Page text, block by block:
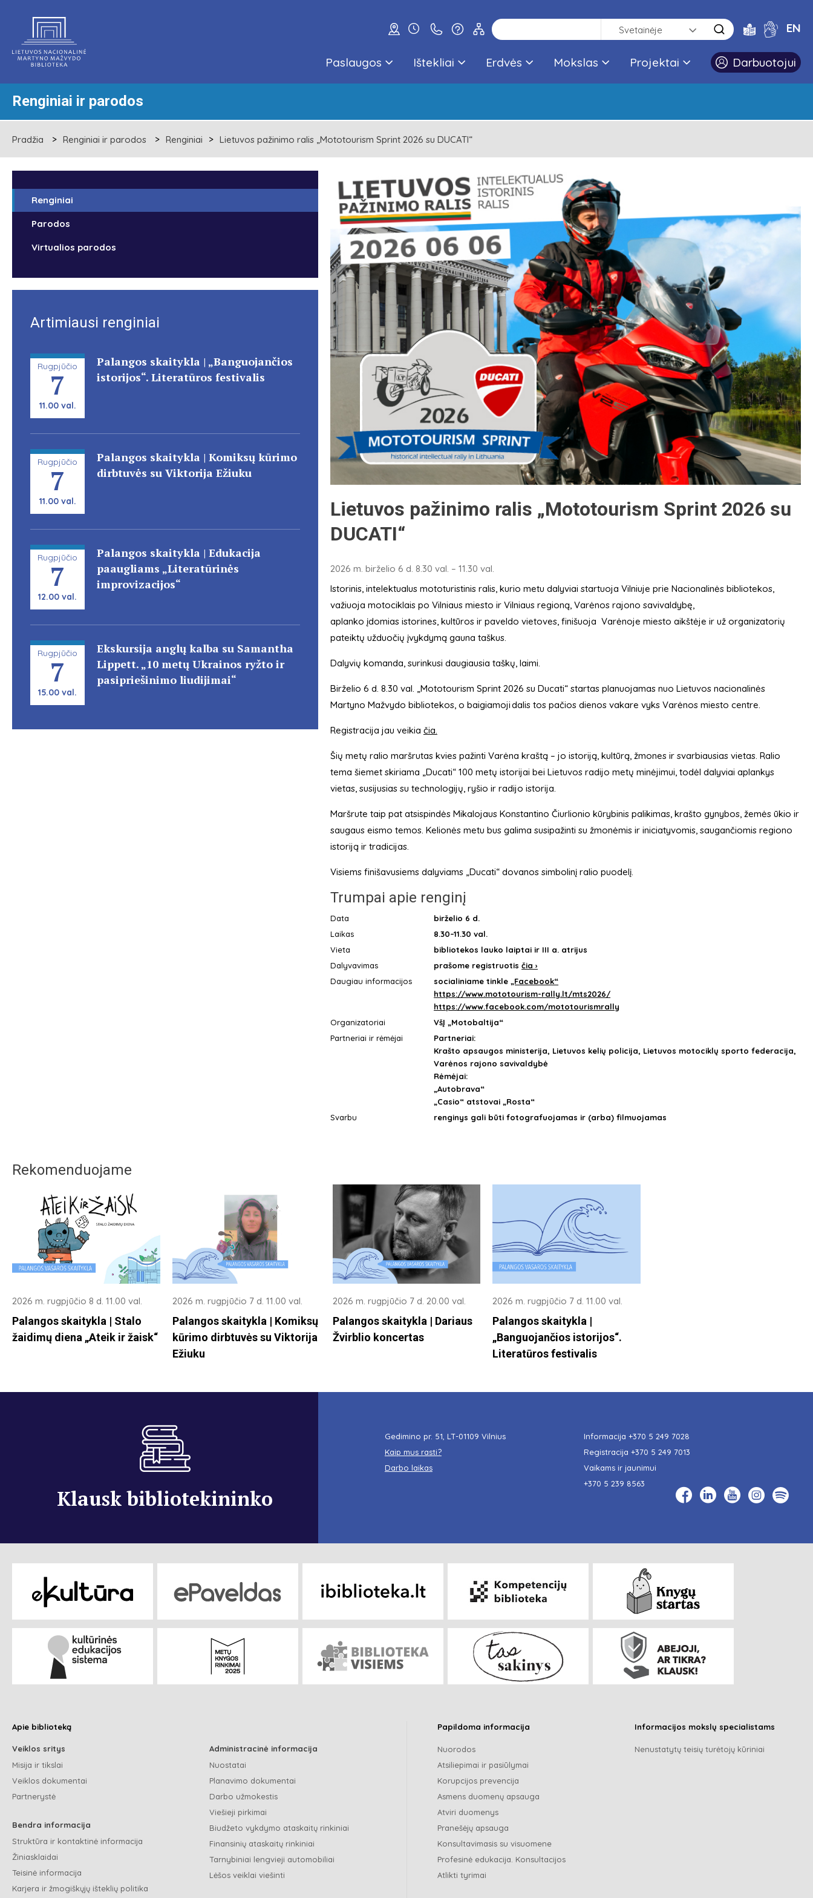
Svetainėje EN
Paslaugos Ištekliai Erdvės Mokslas Projektai Darbuotojui
Renginiai ir parodos
Pradžia Renginiai ir parodos Renginiai Lietuvos pažinimo ralis „Mototourism Sprint 2026 su DUCATI“
Lietuvos pažinimo ralis „Mototourism Sprint 2026 su
DUCATI“
2026 m. birželio 6 d. 8.30 val. – 11.30 val.
Istorinis, intelektualus mototuristinis ralis, kurio metu dalyviai startuoja Vilniuje prie Nacionalinės bibliotekos,
važiuoja motociklais po Vilniaus miesto ir Vilniaus regioną, Varėnos rajono savivaldybę,
aplanko įdomias istorines, kultūros ir paveldo vietoves, finišuoja Varėnoje miesto aikštėje ir už organizatorių
pateiktų užduočių įvykdymą gauna taškus.
Dalyvių komanda, surinkusi daugiausia taškų, laimi.
Birželio 6 d. 8.30 val. „Mototourism Sprint 2026 su Ducati“ startas planuojamas nuo Lietuvos nacionalinės
Martyno Mažvydo bibliotekos, o baigiamoji dalis tos pačios dienos vakare vyks Varėnos miesto centre.
Registracija jau veikia čia.
Šių metų ralio maršrutas kvies pažinti Varėna kraštą – jo istoriją, kultūrą, žmones ir svarbiausias vietas. Ralio
tema šiemet skiriama „Ducati“ 100 metų istorijai bei Lietuvos radijo metų minėjimui, todėl dalyviai aplankys
vietas, susijusias su technologijų, ryšio ir radijo istorija.
Maršrute taip pat atsispindės Mikalojaus Konstantino Čiurlionio kūrybinis palikimas, krašto gynybos, žemės ūkio ir
saugaus eismo temos. Kelionės metu bus galima susipažinti su žmonėmis ir iniciatyvomis, saugančiomis regiono
istoriją ir tradicijas.
Visiems finišavusiems dalyviams „Ducati“ dovanos simbolinį ralio puodelį.
Trumpai apie renginį
Data
birželio 6 d.
Laikas
8.30–11.30 val.
Vieta
bibliotekos lauko laiptai ir III a. atrijus
Dalyvavimas
prašome registruotisčia ›
Daugiau informacijos
socialiniame tinkle„Facebook“
https://www.mototourism-rally.lt/mts2026/
https://www.facebook.com/mototourismrally
Organizatoriai
VšĮ „Motobaltija“
Partneriai ir rėmėjai
Partneriai:
Krašto apsaugos ministerija, Lietuvos kelių policija, Lietuvos motociklų sporto federacija,
Varėnos rajono savivaldybė
Rėmėjai:
„Autobrava“
„Casio“ atstovai „Rosta“
Svarbu
renginys gali būti fotografuojamas ir (arba) filmuojamas
Renginiai
Parodos
Virtualios parodos
Artimiausi renginiai
Rugpjūčio
7
11.00 val.
Palangos skaitykla | „Banguojančios
istorijos“. Literatūros festivalis
Rugpjūčio
7
11.00 val.
Palangos skaitykla | Komiksų kūrimo
dirbtuvės su Viktorija Ežiuku
Rugpjūčio
7
12.00 val.
Palangos skaitykla | Edukacija
paaugliams „Literatūrinės
improvizacijos“
Rugpjūčio
7
15.00 val.
Ekskursija anglų kalba su Samantha
Lippett. „10 metų Ukrainos ryžto ir
pasipriešinimo liudijimai“
Rekomenduojame
2026 m. rugpjūčio 8 d. 11.00 val.
Palangos skaitykla | Stalo
žaidimų diena „Ateik ir žaisk“
2026 m. rugpjūčio 7 d. 11.00 val.
Palangos skaitykla | Komiksų
kūrimo dirbtuvės su Viktorija
Ežiuku
2026 m. rugpjūčio 7 d. 20.00 val.
Palangos skaitykla | Dariaus
Žvirblio koncertas
2026 m. rugpjūčio 7 d. 11.00 val.
Palangos skaitykla |
„Banguojančios istorijos“.
Literatūros festivalis
Klausk bibliotekininko
Gedimino pr. 51, LT-01109 Vilnius
Kaip mus rasti?
Darbo laikas
Informacija +370 5 249 7028
Registracija +370 5 249 7013
Vaikams ir jaunimui
+370 5 239 8563
Apie biblioteką
Veiklos sritys
Misija ir tikslai
Veiklos dokumentai
Partnerystė
Bendra informacija
Struktūra ir kontaktinė informacija
Žiniasklaidai
Teisinė informacija
Karjera ir žmogiškųjų išteklių politika
Administracinė informacija
Nuostatai
Planavimo dokumentai
Darbo užmokestis
Viešieji pirkimai
Biudžeto vykdymo ataskaitų rinkiniai
Finansinių ataskaitų rinkiniai
Tarnybiniai lengvieji automobiliai
Lėšos veiklai viešinti
Papildoma informacija
Nuorodos
Atsiliepimai ir pasiūlymai
Korupcijos prevencija
Asmens duomenų apsauga
Atviri duomenys
Pranešėjų apsauga
Konsultavimasis su visuomene
Profesinė edukacija. Konsultacijos
Atlikti tyrimai
Informacijos mokslų specialistams
Nenustatytų teisių turėtojų kūriniai